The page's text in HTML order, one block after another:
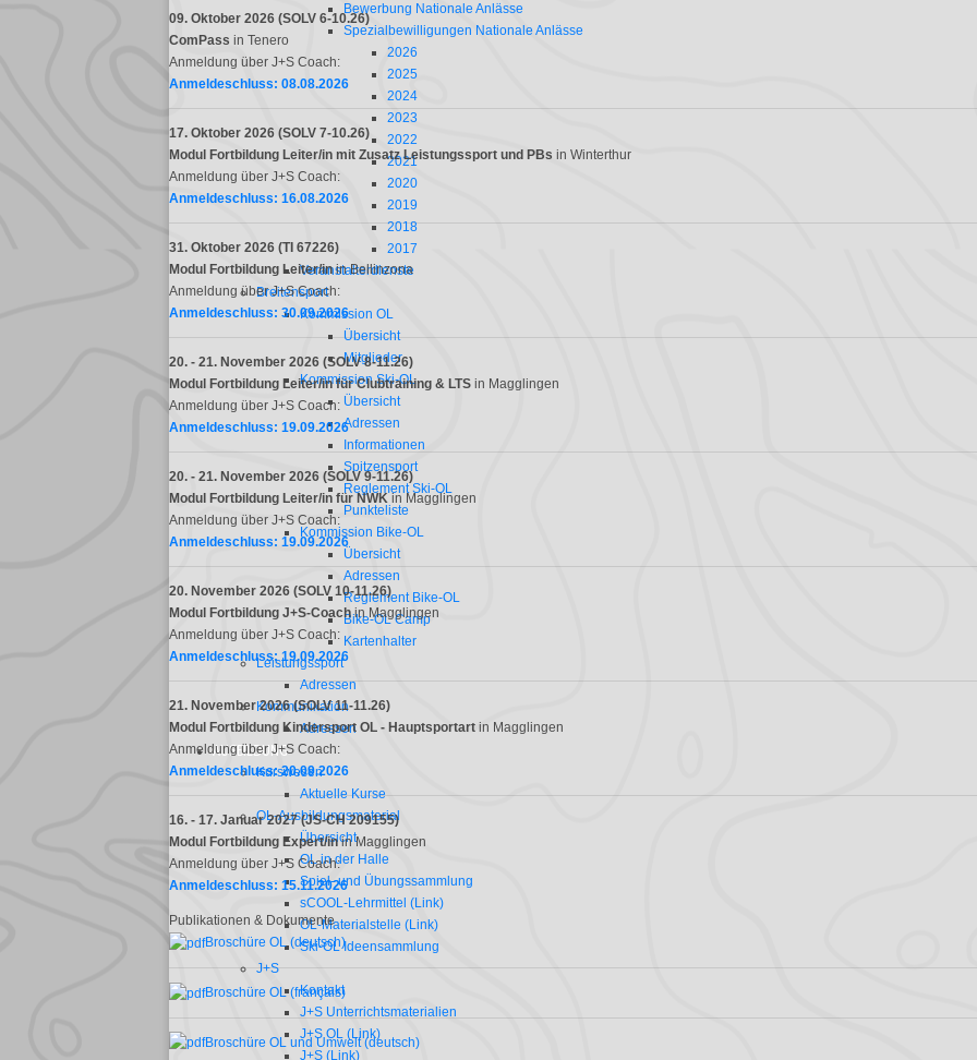
Bewerbung Nationale Anlässe
Spezialbewilligungen Nationale Anlässe
2026
2025
2024
2023
2022
2021
2020
2019
2018
2017
Veranstalterdienste
Breitensport
Kommission OL
Übersicht
Mitglieder
Kommission Ski-OL
Übersicht
Adressen
Informationen
Spitzensport
Reglement Ski-OL
Punkteliste
Kommission Bike-OL
Übersicht
Adressen
Reglement Bike-OL
Bike-OL Camp
Kartenhalter
Leistungssport
Adressen
Kommunikation
Adressen
AUSBILDUNG
Kurswesen
Aktuelle Kurse
OL-Ausbildungsmaterial
Übersicht
OL in der Halle
Spiel- und Übungssammlung
sCOOL-Lehrmittel (Link)
OL-Materialstelle (Link)
Ski-OL Ideensammlung
J+S
Kontakt
J+S Unterrichtsmaterialien
J+S OL (Link)
J+S (Link)
09. Oktober 2026 (SOLV 6-10.26)
ComPass in Tenero
Anmeldung über J+S Coach:
Anmeldeschluss: 08.08.2026
17. Oktober 2026 (SOLV 7-10.26)
Modul Fortbildung Leiter/in mit Zusatz Leistungssport und PBs in Winterthur
Anmeldung über J+S Coach:
Anmeldeschluss: 16.08.2026
31. Oktober 2026 (TI 67226)
Modul Fortbildung Leiter/inin Bellinzona
Anmeldung über J+S Coach:
Anmeldeschluss: 30.09.2026
20. - 21. November 2026 (SOLV 8-11.26)
Modul Fortbildung Leiter/in für Clubtraining & LTS in Magglingen
Anmeldung über J+S Coach:
Anmeldeschluss: 19.09.2026
20. - 21. November 2026 (SOLV 9-11.26)
Modul Fortbildung Leiter/in für NWK in Magglingen
Anmeldung über J+S Coach:
Anmeldeschluss: 19.09.2026
20. November 2026 (SOLV 10-11.26)
Modul Fortbildung J+S-Coachin Magglingen
Anmeldung über J+S Coach:
Anmeldeschluss: 19.09.2026
21. November 2026(SOLV 11-11.26)
Modul Fortbildung Kindersport OL - Hauptsportart in Magglingen
Anmeldung über J+S Coach:
Anmeldeschluss: 20.09.2026
16. - 17. Januar 2027 (JS-CH209155)
Modul Fortbildung Expert/inin Magglingen
Anmeldung über J+S Coach:
Anmeldeschluss: 15.11.2026
Publikationen & Dokumente
Broschüre OL (deutsch)
Broschüre OL (français)
Broschüre OL und Umwelt (deutsch)